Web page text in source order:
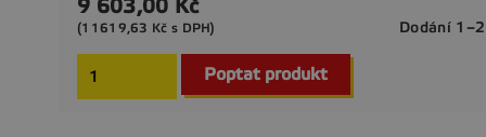
Cena
9 603,00 Kč
Dodání
(11619,63 Kč s DPH)
Poptat produkt